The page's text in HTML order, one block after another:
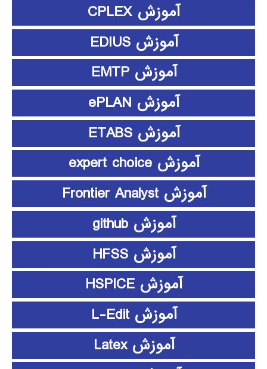
آموزش CPLEX
آموزش EDIUS
آموزش EMTP
آموزش ePLAN
آموزش ETABS
آموزش expert choice
آموزش Frontier Analyst
آموزش github
آموزش HFSS
آموزش HSPICE
آموزش L-Edit
آموزش Latex